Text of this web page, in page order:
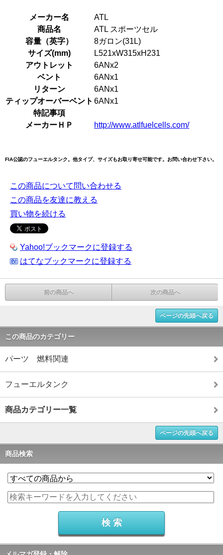
メーカー名
ATL
商品名
ATL スポーツセル
容量（英字）
8ガロン(31L)
サイズ(mm)
L521xW315xH231
アウトレット
6ANx2
ベント
6ANx1
リターン
6ANx1
ティップオーバーベント 6ANx1
特記事項
メーカーＨＰ
http://www.atlfuelcells.com/
FIA公認のフューエルタンク。他タイプ、サイズもお取り寄せ可能です。お問い合わせ下さい。
この商品について問い合わせる
この商品を友達に教える
買い物を続ける
Yahoo!ブックマークに登録する
はてなブックマークに登録する
前の商品へ 次の商品へ
ページの先頭へ戻る
この商品のカテゴリー
パーツ 燃料関連
フューエルタンク
商品カテゴリー一覧
ページの先頭へ戻る
商品検索